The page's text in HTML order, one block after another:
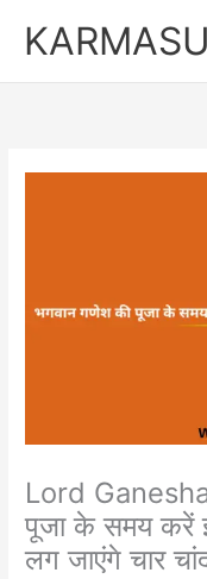
KARMASU
Lord
पूजा के समय करें
लग जाएंगे चार